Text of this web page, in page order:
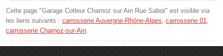
Cette page "Garage Cotleur Charnoz sur Ain Rue Sabot" est visible via
les liens suivants : carrosserie Auvergne-Rhône-Alpes, carrosserie 01,
carrosserie Charnoz-sur-Ain.